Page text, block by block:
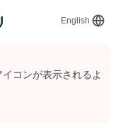
English
コンが表示されるよ